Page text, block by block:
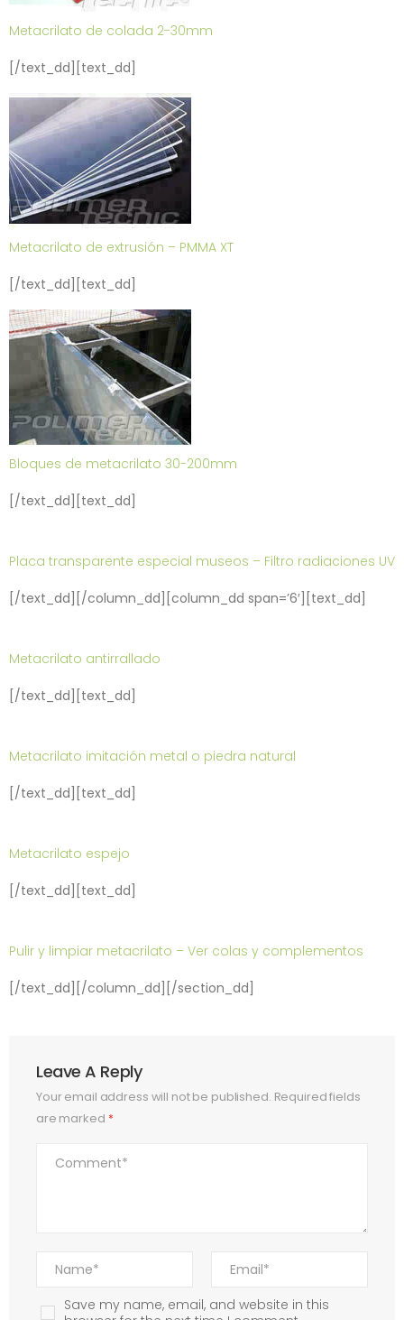
Metacrilato de colada 2-30mm
[/text_dd][text_dd]
Metacrilato de extrusión – PMMA XT
[/text_dd][text_dd]
Bloques de metacrilato 30-200mm
[/text_dd][text_dd]
Placa transparente especial museos – Filtro radiaciones UV
[/text_dd][/column_dd][column_dd span=’6′][text_dd]
Metacrilato antirrallado
[/text_dd][text_dd]
Metacrilato imitación metal o piedra natural
[/text_dd][text_dd]
Metacrilato espejo
[/text_dd][text_dd]
Pulir y limpiar metacrilato – Ver colas y complementos
[/text_dd][/column_dd][/section_dd]
Leave A Reply
Your email address will not be published. Required fields
are marked *
Save my name, email, and website in this